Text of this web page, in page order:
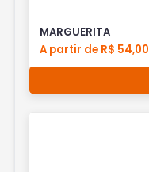
MARGUERITA
A partir de R$ 54,00